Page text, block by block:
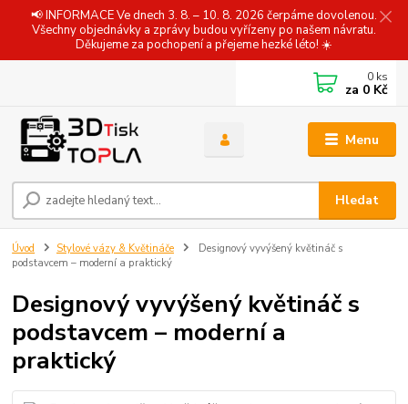
📢 INFORMACE Ve dnech 3. 8. – 10. 8. 2026 čerpáme dovolenou.
Všechny objednávky a zprávy budou vyřízeny po našem návratu.
Děkujeme za pochopení a přejeme hezké léto! ☀️
Menu
Hledat
0 ks
za 0 Kč
Úvod Stylové vázy & Květináče
Designový vyvýšený květináč s
podstavcem – moderní a praktický
Designový vyvýšený květináč s
podstavcem – moderní a
praktický